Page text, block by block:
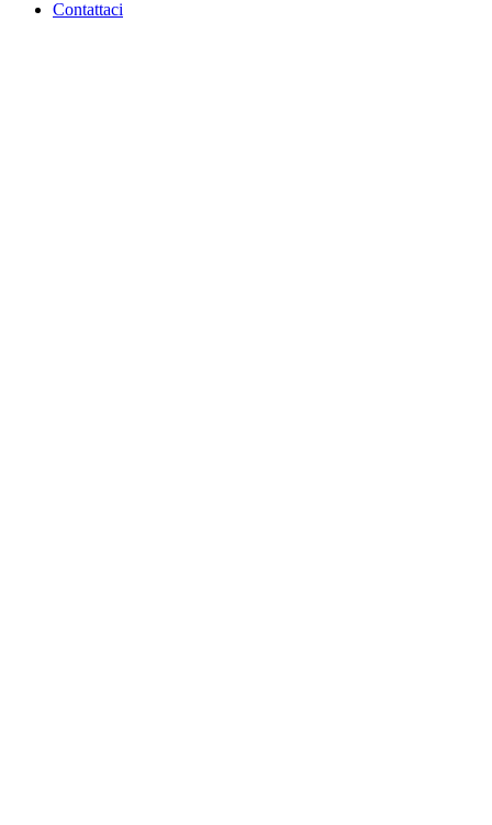
Contattaci